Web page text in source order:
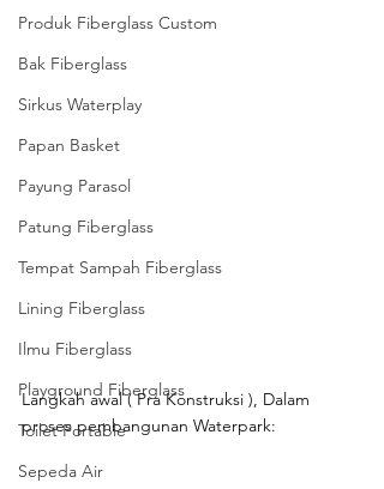
Produk Fiberglass Custom
Bak Fiberglass
Sirkus Waterplay
Papan Basket
Payung Parasol
Patung Fiberglass
Tempat Sampah Fiberglass
Lining Fiberglass
Ilmu Fiberglass
Playground Fiberglass
Toilet Portable
Sepeda Air
Langkah awal ( Pra Konstruksi ), Dalam
proses pembangunan Waterpark: